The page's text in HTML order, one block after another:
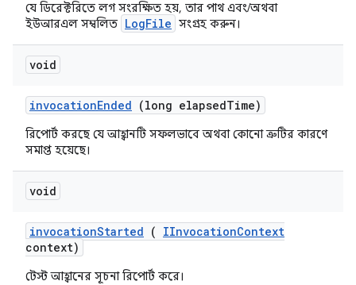
যে ডিরেক্টরিতে লগ সংরক্ষিত হয়, তার পাথ এবং/অথবা
ইউআরএল সম্বলিত LogFile সংগ্রহ করুন।
void
invocationEnded (long elapsedTime)
রিপোর্ট করছে যে আহ্বানটি সফলভাবে অথবা কোনো ত্রুটির কারণে
সমাপ্ত হয়েছে।
void
invocationStarted ( IInvocationContext
context)
টেস্ট আহ্বানের সূচনা রিপোর্ট করে।